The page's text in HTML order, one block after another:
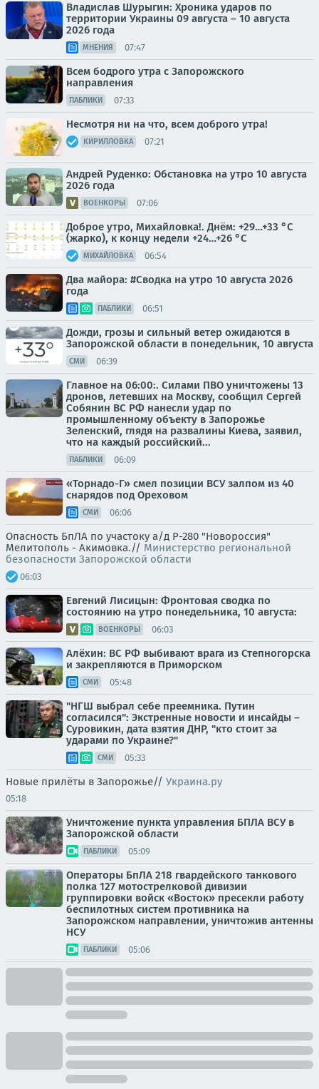
Владислав Шурыгин: Хроника ударов по
территории Украины 09 августа – 10 августа
2026 года
МНЕНИЯ 07:47
Всем бодрого утра с Запорожского
направления
ПАБЛИКИ 07:33
Несмотря ни на что, всем доброго утра!
КИРИЛЛОВКА 07:21
Андрей Руденко: Обстановка на утро 10 августа
2026 года
ВОЕНКОРЫ 07:06
Доброе утро, Михайловка!. Днём: +29…+33 °C
(жарко), к концу недели +24…+26 °C
МИХАЙЛОВКА 06:54
Два майора: #Сводка на утро 10 августа 2026
года
ПАБЛИКИ 06:51
Дожди, грозы и сильный ветер ожидаются в
Запорожской области в понедельник, 10 августа
СМИ 06:39
Главное на 06:00:. Силами ПВО уничтожены 13
дронов, летевших на Москву, сообщил Сергей
Собянин ВС РФ нанесли удар по
промышленному объекту в Запорожье
Зеленский, глядя на развалины Киева, заявил,
что на каждый российский...
ПАБЛИКИ 06:09
«Торнадо-Г» смел позиции ВСУ залпом из 40
снарядов под Ореховом
СМИ 06:06
Опасность БпЛА по участоку а/д Р-280 "Новороссия"
Мелитополь - Акимовка.// Министерство региональной
безопасности Запорожской области
06:03
Евгений Лисицын: Фронтовая сводка по
состоянию на утро понедельника, 10 августа:
ВОЕНКОРЫ 06:03
Алёхин: ВС РФ выбивают врага из Степногорска
и закрепляются в Приморском
СМИ 05:48
"НГШ выбрал себе преемника. Путин
согласился": Экстренные новости и инсайды –
Суровикин, дата взятия ДНР, "кто стоит за
ударами по Украине?"
СМИ 05:33
Новые прилёты в Запорожье// Украина.ру
05:18
Уничтожение пункта управления БПЛА ВСУ в
Запорожской области
ПАБЛИКИ 05:09
Операторы БпЛА 218 гвардейского танкового
полка 127 мотострелковой дивизии
группировки войск «Восток» пресекли работу
беспилотных систем противника на
Запорожском направлении, уничтожив антенны
НСУ
ПАБЛИКИ 05:06